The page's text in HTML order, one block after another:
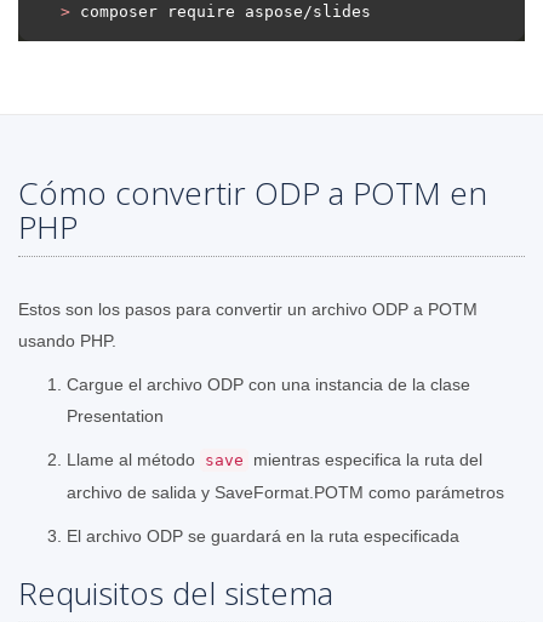
> composer require aspose/slides
Cómo convertir ODP a POTM en
PHP
Estos son los pasos para convertir un archivo ODP a POTM
usando PHP.
Cargue el archivo ODP con una instancia de la clase
Presentation
Llame al método save
mientras especifica la ruta del
archivo de salida y SaveFormat.POTM como parámetros
El archivo ODP se guardará en la ruta especificada
Requisitos del sistema